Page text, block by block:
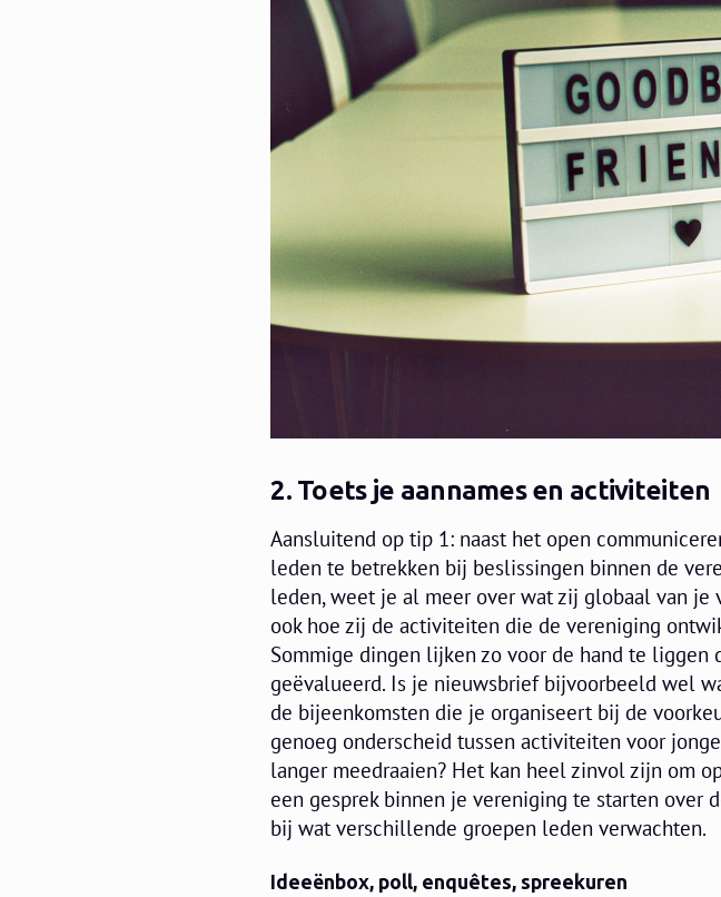
2. Toets je aannames en activiteiten
Aansluitend op tip 1: naast het open
leden te betrekken bij beslissingen binnen de
leden, weet je al meer over wat zij globaal van je
ook hoe zij de activiteiten die de vereniging
Sommige dingen lijken zo voor de hand te liggen
geëvalueerd. Is je nieuwsbrief bijvoorbeeld wel
de bijeenkomsten die je organiseert bij de
genoeg onderscheid tussen activiteiten voor
langer meedraaien? Het kan heel zinvol zijn om
een gesprek binnen je vereniging te starten over
bij wat verschillende groepen leden verwachten.
​Ideeënbox, poll, enquêtes, spreekuren